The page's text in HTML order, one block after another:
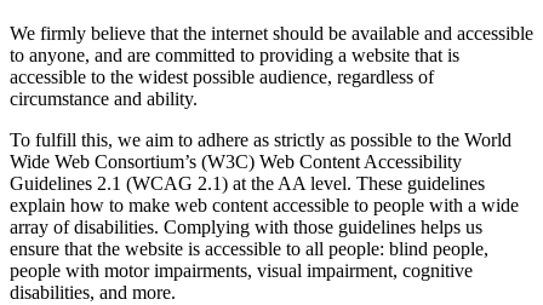
We firmly believe that the internet should be available and accessible
to anyone, and are committed to providing a website that is
accessible to the widest possible audience, regardless of
circumstance and ability.
To fulfill this, we aim to adhere as strictly as possible to the World
Wide Web Consortium’s (W3C) Web Content Accessibility
Guidelines 2.1 (WCAG 2.1) at the AA level. These guidelines
explain how to make web content accessible to people with a wide
array of disabilities. Complying with those guidelines helps us
ensure that the website is accessible to all people: blind people,
people with motor impairments, visual impairment, cognitive
disabilities, and more.